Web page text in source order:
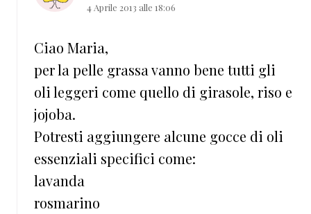
4 Aprile 2013 alle 18:06
Ciao Maria,
per la pelle grassa vanno bene tutti gli
oli leggeri come quello di girasole, riso e
jojoba.
Potresti aggiungere alcune gocce di oli
essenziali specifici come:
lavanda
rosmarino